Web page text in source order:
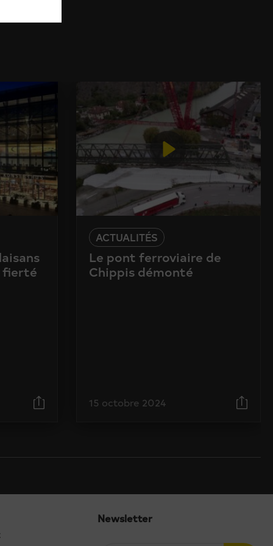
fierté
ACTUALITÉS
Le pont ferroviaire de
Chippis démonté
15 octobre 2024
Newsletter